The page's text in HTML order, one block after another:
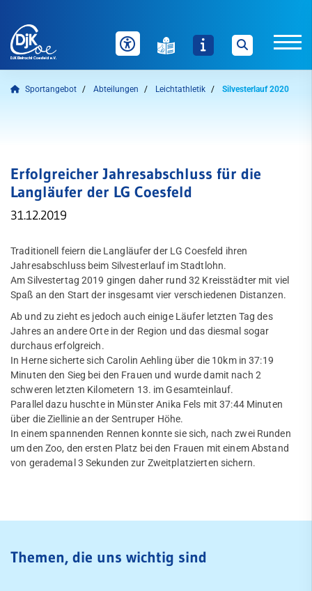
Sportangebot Abteilungen Leichtathletik Silvesterlauf 2020
Erfolgreicher Jahresabschluss für die
Langläufer der LG Coesfeld
31.12.2019
Traditionell feiern die Langläufer der LG Coesfeld ihren
Jahresabschluss beim Silvesterlauf im Stadtlohn.
Am Silvestertag 2019 gingen daher rund 32 Kreisstädter mit viel
Spaß an den Start der insgesamt vier verschiedenen Distanzen.
Ab und zu zieht es jedoch auch einige Läufer letzten Tag des
Jahres an andere Orte in der Region und das diesmal sogar
durchaus erfolgreich.
In Herne sicherte sich Carolin Aehling über die 10km in 37:19
Minuten den Sieg bei den Frauen und wurde damit nach 2
schweren letzten Kilometern 13. im Gesamteinlauf.
Parallel dazu huschte in Münster Anika Fels mit 37:44 Minuten
über die Ziellinie an der Sentruper Höhe.
In einem spannenden Rennen konnte sie sich, nach zwei Runden
um den Zoo, den ersten Platz bei den Frauen mit einem Abstand
von gerademal 3 Sekunden zur Zweitplatzierten sichern.
Themen, die uns wichtig sind
Auf einen Blick
Abteilungen
Bogensport
Dart
Fußball
Handball
JuJutsu
Kanu
Karate
Kegeln
News
Sie können zwischen "Sportangebote" und "Webseite" über
die nachfolgenden Schaltflächen wählen.
Quicklinks
Sportangebote
Abteilungen
Angebote mobile
Angebote SportWelt
Service